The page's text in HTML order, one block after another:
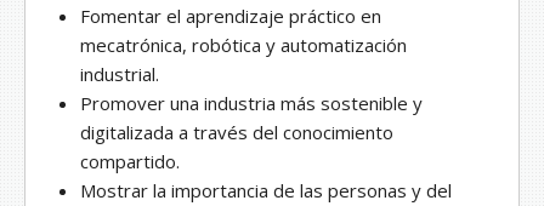
Fomentar el aprendizaje práctico en
mecatrónica, robótica y automatización
industrial.
Promover una industria más sostenible y
digitalizada a través del conocimiento
compartido.
Mostrar la importancia de las personas y del